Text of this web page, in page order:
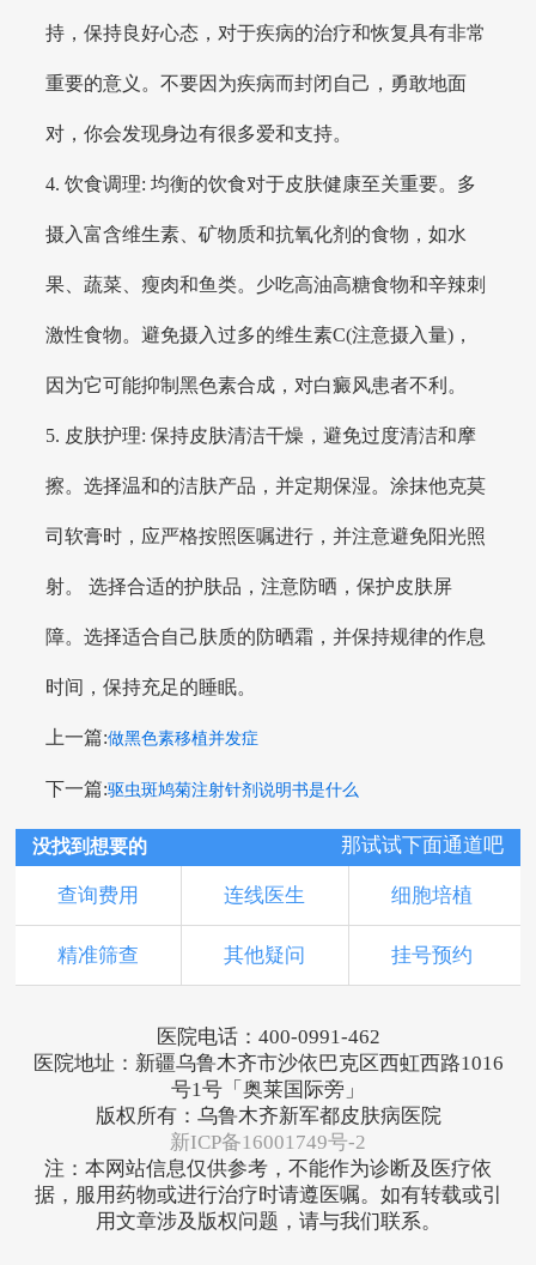
持，保持良好心态，对于疾病的治疗和恢复具有非常
重要的意义。不要因为疾病而封闭自己，勇敢地面
对，你会发现身边有很多爱和支持。
4. 饮食调理: 均衡的饮食对于皮肤健康至关重要。多
摄入富含维生素、矿物质和抗氧化剂的食物，如水
果、蔬菜、瘦肉和鱼类。少吃高油高糖食物和辛辣刺
激性食物。避免摄入过多的维生素C(注意摄入量)，
因为它可能抑制黑色素合成，对白癜风患者不利。
5. 皮肤护理: 保持皮肤清洁干燥，避免过度清洁和摩
擦。选择温和的洁肤产品，并定期保湿。涂抹他克莫
司软膏时，应严格按照医嘱进行，并注意避免阳光照
射。 选择合适的护肤品，注意防晒，保护皮肤屏
障。选择适合自己肤质的防晒霜，并保持规律的作息
时间，保持充足的睡眠。
上一篇:做黑色素移植并发症
下一篇:驱虫斑鸠菊注射针剂说明书是什么
没找到想要的 那试试下面通道吧
查询费用 连线医生 细胞培植
精准筛查 其他疑问 挂号预约
医院电话：400-0991-462
医院地址：新疆乌鲁木齐市沙依巴克区西虹西路1016
号1号「奥莱国际旁」
版权所有：乌鲁木齐新军都皮肤病医院
新ICP备16001749号-2
注：本网站信息仅供参考，不能作为诊断及医疗依
据，服用药物或进行治疗时请遵医嘱。如有转载或引
用文章涉及版权问题，请与我们联系。